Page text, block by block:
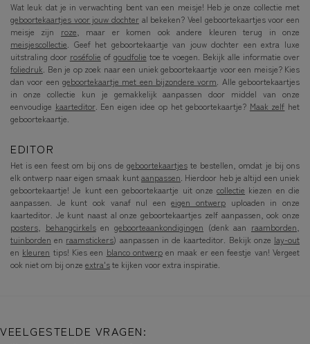
Wat leuk dat je in verwachting bent van een meisje! Heb je onze collectie met
geboortekaartjes voor jouw dochter al bekeken? Veel geboortekaartjes voor een
meisje zijn roze , maar er komen ook andere kleuren terug in onze
meisjescollectie . Geef het geboortekaartje van jouw dochter een extra luxe
uitstraling door roséfolie of goudfolie toe te voegen. Bekijk alle informatie over
foliedruk . Ben je op zoek naar een uniek geboortekaartje voor een meisje? Kies
dan voor een geboortekaartje met een bijzondere vorm . Alle geboortekaartjes
in onze collectie kun je gemakkelijk aanpassen door middel van onze
eenvoudige kaarteditor. Een eigen idee op het geboortekaartje? Maak zelf het
geboortekaartje.
EDITOR
Het is een feest om bij ons de geboortekaartjeste bestellen, omdat je bij ons
elk ontwerp naar eigen smaak kuntaanpassen . Hierdoor heb je altijd een uniek
geboortekaartje! Je kunt een geboortekaartje uit onzecollectie kiezen en die
aanpassen. Je kunt ook vanaf nul eeneigen ontwerp uploaden in onze
kaarteditor. Je kunt naast al onze geboortekaartjes zelf aanpassen, ook onze
posters
behangcirkelsengeboorteaankondigingen (denk aan raamborden
tuinborden en raamstickers) aanpassen in de kaarteditor. Bekijk onze lay-out
en kleuren tips! Kies een blanco ontwerpen maak er een feestje van! Vergeet
ook niet om bij onze extra'ste kijken voor extra inspiratie.
VEELGESTELDE VRAGEN: